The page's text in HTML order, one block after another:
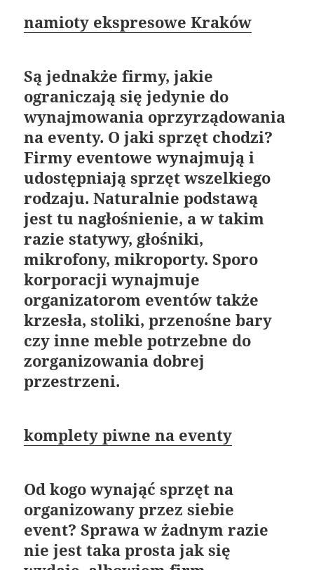
namioty ekspresowe Kraków
Są jednakże firmy, jakie
ograniczają się jedynie do
wynajmowania oprzyrządowania
na eventy. O jaki sprzęt chodzi?
Firmy eventowe wynajmują i
udostępniają sprzęt wszelkiego
rodzaju. Naturalnie podstawą
jest tu nagłośnienie, a w takim
razie statywy, głośniki,
mikrofony, mikroporty. Sporo
korporacji wynajmuje
organizatorom eventów także
krzesła, stoliki, przenośne bary
czy inne meble potrzebne do
zorganizowania dobrej
przestrzeni.
komplety piwne na eventy
Od kogo wynająć sprzęt na
organizowany przez siebie
event? Sprawa w żadnym razie
nie jest taka prosta jak się